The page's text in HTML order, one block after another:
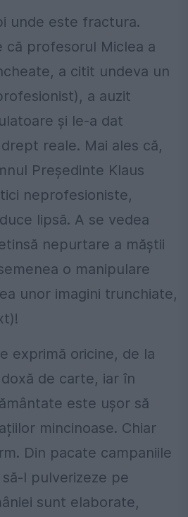
unde este fractura.
că profesorul Miclea a
a citit undeva un
a auzit
și le-a dat
reale. Mai ales că,
Președinte Klaus
neprofesioniste,
lipsă. A se vedea
nepurtare a măștii
o manipulare
unor imagini trunchiate,
exprimă oricine, de la
de carte, iar în
este ușor să
mincinoase. Chiar
Din pacate campaniile
l pulverizeze pe
sunt elaborate,